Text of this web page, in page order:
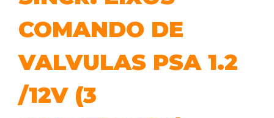
COMANDO DE
VALVULAS PSA 1.2
/12V (3